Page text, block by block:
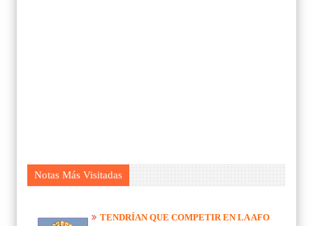
Notas Más Visitadas
TENDRÍAN QUE COMPETIR EN LA AFO